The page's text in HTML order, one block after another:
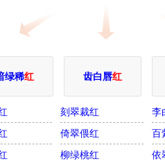
绿稀红 齿白唇红
刻翠裁红
李
倚翠偎红
百
柳绿桃红
依